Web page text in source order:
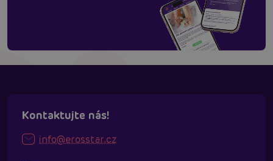
Kontaktujte nás!
info@erosstar.cz